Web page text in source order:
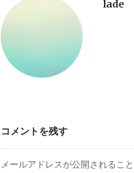
ー
シ
ン
lade
コメントを残す
メールアドレスが公開されること